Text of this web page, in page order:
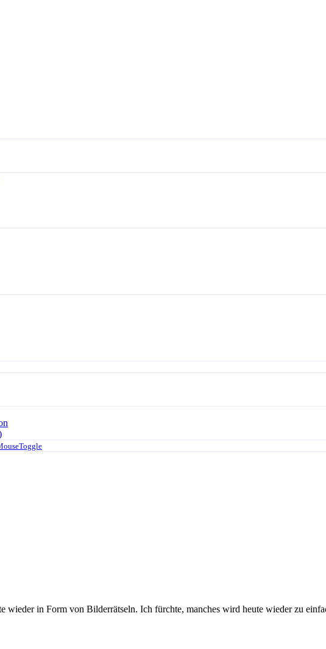
wieder in Form von Bilderrätseln. Ich fürchte, manches wird heute wieder zu